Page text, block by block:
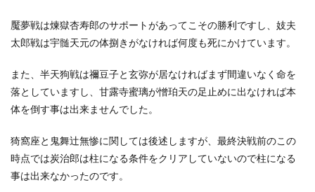
魘夢戦は煉獄杏寿郎のサポートがあってこその勝利ですし、妓夫
太郎戦は宇髄天元の体捌きがなければ何度も死にかけています。
また、半天狗戦は禰豆子と玄弥が居なければまず間違いなく命を
落としていますし、甘露寺蜜璃が憎珀天の足止めに出なければ本
体を倒す事は出来ませんでした。
猗窩座と鬼舞辻無惨に関しては後述しますが、最終決戦前のこの
時点では炭治郎は柱になる条件をクリアしていないので柱になる
事は出来なかったのです。